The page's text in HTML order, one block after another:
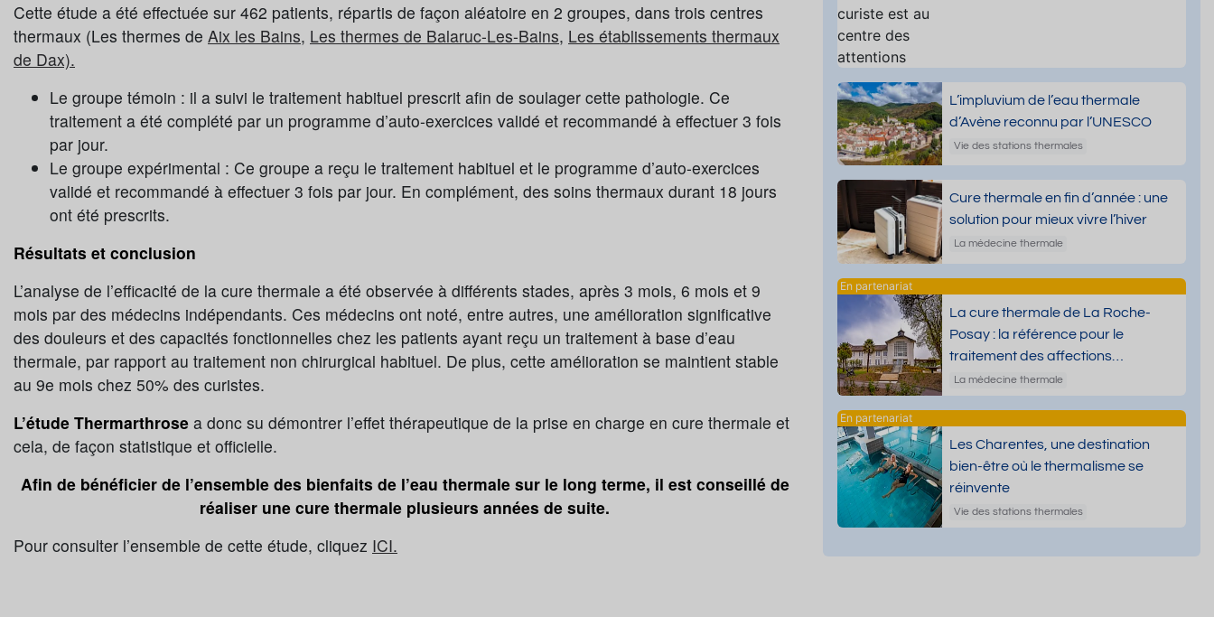
Cette étude a été effectuée sur 462 patients, répartis de façon aléatoire en 2 groupes, dans trois centres
thermaux (Les thermes de Aix les Bains, Les thermes de Balaruc-Les-Bains, Les établissements thermaux
de Dax).
Le groupe témoin : il a suivi le traitement habituel prescrit afin de soulager cette pathologie. Ce
traitement a été complété par un programme d’auto-exercices validé et recommandé à effectuer 3 fois
par jour.
Le groupe expérimental : Ce groupe a reçu le traitement habituel et le programme d’auto-exercices
validé et recommandé à effectuer 3 fois par jour. En complément, des soins thermaux durant 18 jours
ont été prescrits.
Résultats et conclusion
L’analyse de l’efficacité de la cure thermale a été observée à différents stades, après 3 mois, 6 mois et 9
mois par des médecins indépendants. Ces médecins ont noté, entre autres, une amélioration significative
des douleurs et des capacités fonctionnelles chez les patients ayant reçu un traitement à base d’eau
thermale, par rapport au traitement non chirurgical habituel. De plus, cette amélioration se maintient stable
au 9e mois chez 50% des curistes.
L’étude Thermarthrose a donc su démontrer l’effet thérapeutique de la prise en charge en cure thermale et
cela, de façon statistique et officielle.
Afin de bénéficier de l’ensemble des bienfaits de l’eau thermale sur le long terme, il est conseillé de
réaliser une cure thermale plusieurs années de suite.
Pour consulter l’ensemble de cette étude, cliquez ICI.
L’impluvium de l’eau thermale
d’Avène reconnu par l’UNESCO
Vie des stations thermales
Cure thermale en fin d’année : une
solution pour mieux vivre l’hiver
La médecine thermale
La cure thermale de La Roche-
Posay : la référence pour le
traitement des affections
dermatologiques
La médecine thermale
Les Charentes, une destination
bien-être où le thermalisme se
réinvente
Vie des stations thermales